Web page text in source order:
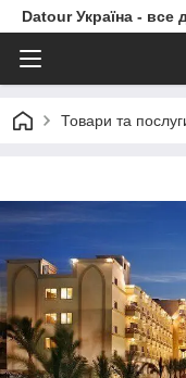
Datour Україна - все
Товари та